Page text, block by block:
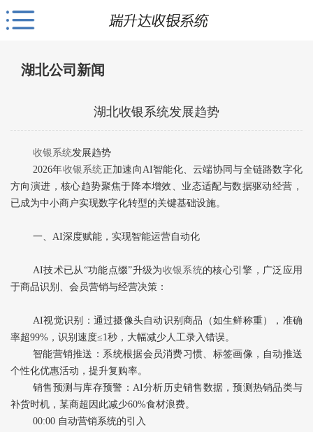
湖北公司新闻
湖北收银系统发展趋势
收银系统发展趋势
2026年收银系统正加速向AI智能化、云端协同与全链路数字化
方向演进，核心趋势聚焦于‌降本增效、业态适配与数据驱动经营‌，
已成为中小商户实现数字化转型的关键基础设施。
一、AI深度赋能，实现智能运营自动化
AI技术已从“功能点缀”升级为收银系统的核心引擎，广泛应用
于商品识别、会员营销与经营决策：
AI视觉识别‌：通过摄像头自动识别商品（如生鲜称重），准确
率超99%，识别速度≤1秒，大幅减少人工录入错误。
智能营销推送‌：系统根据会员消费习惯、标签画像，自动推送
个性化优惠活动，提升复购率。
销售预测与库存预警‌：AI分析历史销售数据，预测热销品类与
补货时机，某商超因此减少60%食材浪费。
00:00 自动营销系统的引入